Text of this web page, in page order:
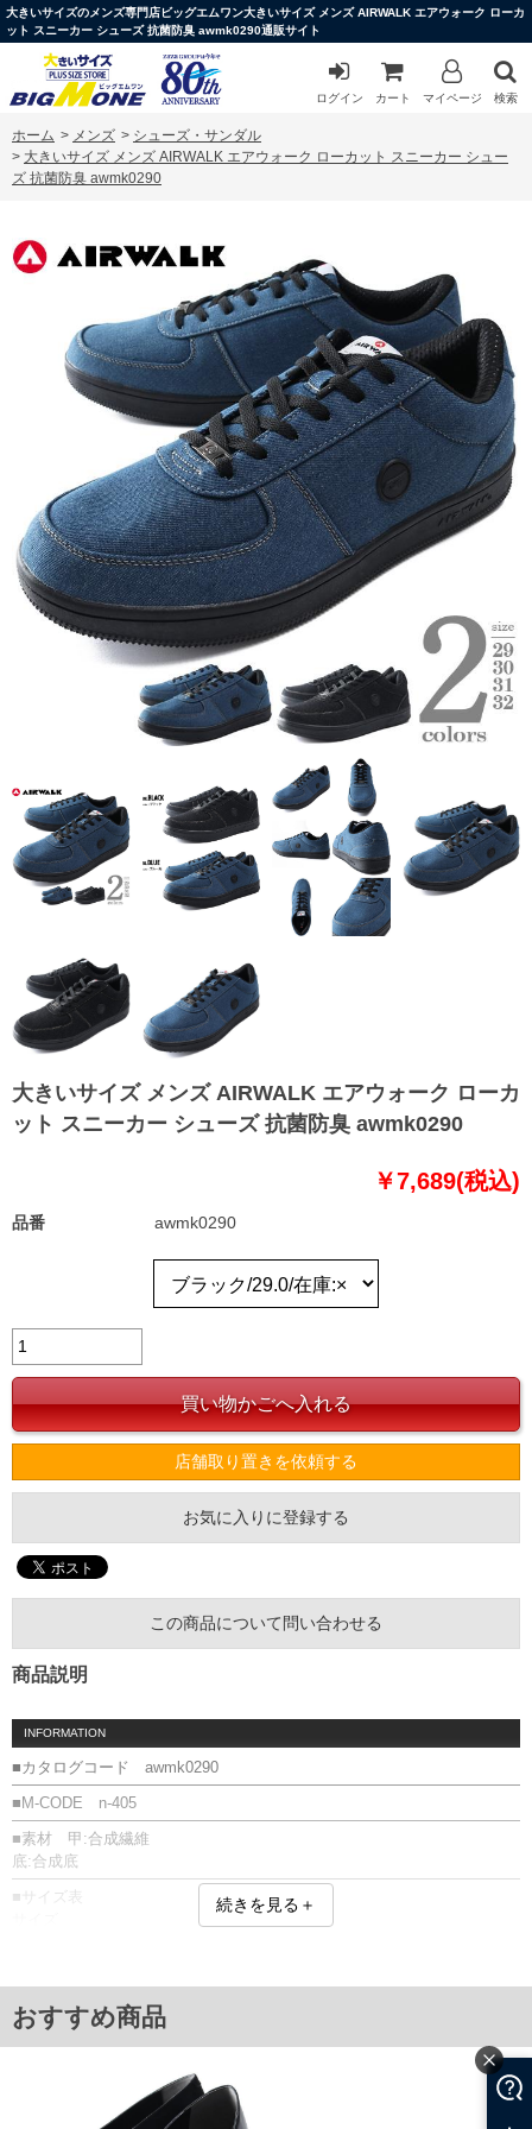
大きいサイズのメンズ専門店ビッグエムワン大きいサイズ メンズ AIRWALK エアウォーク ローカ
ット スニーカー シューズ 抗菌防臭 awmk0290通販サイト
ログイン カート マイページ 検索
ホーム > メンズ > シューズ・サンダル
> 大きいサイズ メンズ AIRWALK エアウォーク ローカット スニーカー シュー
ズ 抗菌防臭 awmk0290
大きいサイズ メンズ AIRWALK エアウォーク ローカ
ット スニーカー シューズ 抗菌防臭 awmk0290
￥7,689(税込)
品番 awmk0290
店舗取り置きを依頼する
お気に入りに登録する
この商品について問い合わせる
商品説明
INFORMATION
■カタログコード awmk0290
■M-CODE n-405
■素材 甲:合成繊維
底:合成底
■サイズ表
31.0
32.0
単位はcm
返品交換希望の方は、商品到着後1週間以内にご連絡ください。
下着(肌着)やワイシャツは商品の性質上、返品交換不可とさせて頂いております。予め
ご了承くださいませ。
続きを見る＋
おすすめ商品